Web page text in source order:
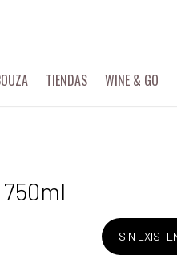
TIENDAS WINE & GO
SIN